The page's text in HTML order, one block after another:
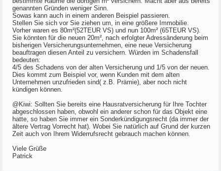
genannten Gründen weniger Sinn.
Sowas kann auch in einem anderen Beispiel passieren.
Stellen Sie sich vor Sie ziehen um, in eine größere Immobilie.
Vorher waren es 80m²(52TEUR VS) und nun 100m² (65TEUR VS).
Sie könnten für die neuen 20m², nach erfolgter Adressänderung beim
bisherigen Versicherungsunternehmen, eine neue Versicherung
beauftragen diesen Anteil zu versichern. Würden im Schadensfall
bedeuten:
4/5 des Schadens von der alten Versicherung und 1/5 von der neuen.
Dies kommt zum Beispiel vor, wenn Kunden mit dem alten
Unternehmen unzufrieden sind( z.B. Prämie), aber noch nicht
kündigen können.
@Kiwi: Sollten Sie bereits eine Hausratversicherung für Ihre Tochter
abgeschlossen haben, obwohl ein anderer schon für das Objekt eine
hatte, so haben Sie immer ein Sonderkündigungsrecht (da immer der
ältere Vertrag Vorrecht hat). Wobei Sie natürlich auf Grund der kurzen
Zeit auch von Ihrem Widerrufsrecht gebrauch machen können.
Viele Grüße
Patrick